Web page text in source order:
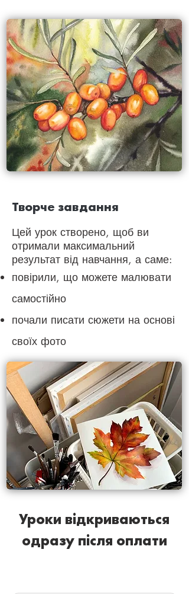
Творче завдання
Цей урок створено, щоб ви
отримали максимальний
результат від навчання, а саме:
повірили, що можете малювати
самостійно
почали писати сюжети на основі
своїх фото
Уроки відкриваються
одразу після оплати